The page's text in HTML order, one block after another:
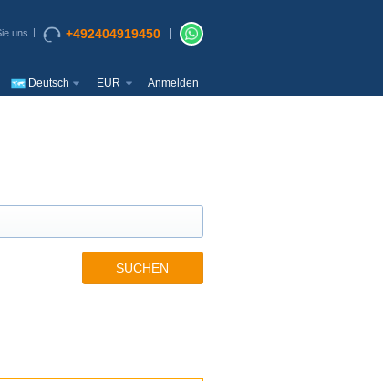
uns +492404919450
Deutsch EUR Anmelden
SUCHEN